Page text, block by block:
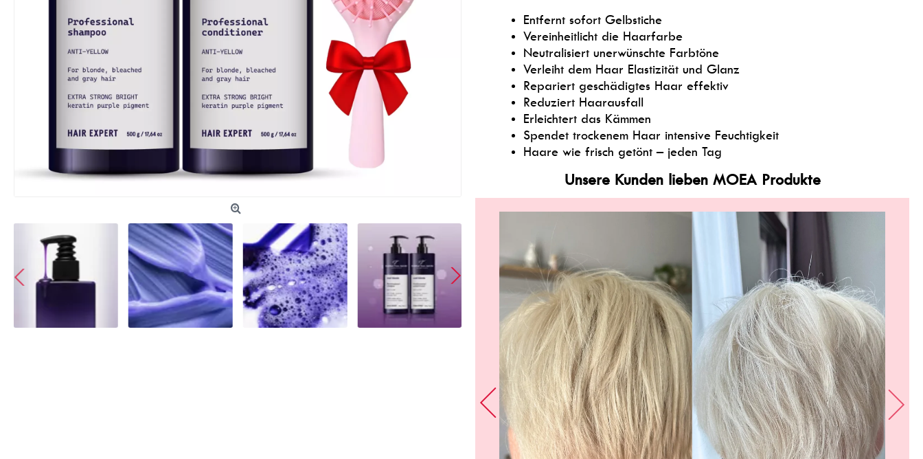
Entfernt sofort Gelbstiche
Vereinheitlicht die Haarfarbe
Neutralisiert unerwünschte Farbtöne
Verleiht dem Haar Elastizität und Glanz
Repariert geschädigtes Haar effektiv
Reduziert Haarausfall
Erleichtert das Kämmen
Spendet trockenem Haar intensive Feuchtigkeit
Haare wie frisch getönt – jeden Tag
Unsere Kunden lieben MOEA Produkte